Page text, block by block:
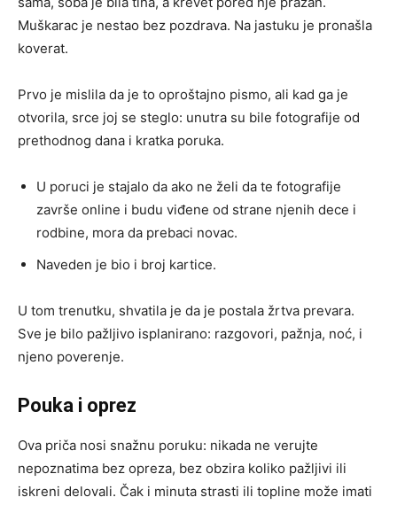
Muškarac je nestao bez pozdrava. Na jastuku je pronašla
koverat.
Prvo je mislila da je to oproštajno pismo, ali kad ga je
otvorila, srce joj se steglo: unutra su bile fotografije od
prethodnog dana i kratka poruka.
U poruci je stajalo da ako ne želi da te fotografije
završe online i budu viđene od strane njenih dece i
rodbine, mora da prebaci novac.
Naveden je bio i broj kartice.
U tom trenutku, shvatila je da je postala žrtva prevara.
Sve je bilo pažljivo isplanirano: razgovori, pažnja, noć, i
njeno poverenje.
Pouka i oprez
Ova priča nosi snažnu poruku: nikada ne verujte
nepoznatima bez opreza, bez obzira koliko pažljivi ili
iskreni delovali. Čak i minuta strasti ili topline može imati